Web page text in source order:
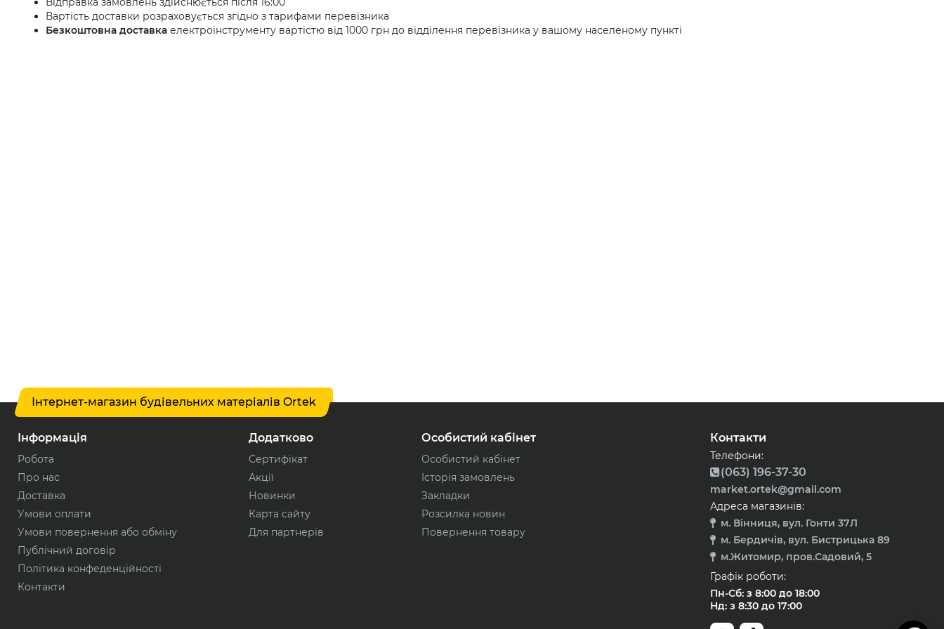
Вартість доставки розраховується згідно з тарифами перевізника
Безкоштовна доставка електроінструменту вартістю від 1000 грн до відділення перевізника у вашому населеному пункті
Інтернет-магазин будівельних матеріалів Ortek
Інформація
Робота
Про нас
Доставка
Умови оплати
Умови повернення або обміну
Публічний договір
Політика конфеденційності
Контакти
Додатково
Сертифікат
Акції
Новинки
Карта сайту
Для партнерів
Особистий кабінет
Особистий кабінет
Історія замовлень
Закладки
Розсилка новин
Повернення товару
Контакти
Телефони:
(063) 196-37-30
market.ortek@gmail.com
Адреса магазинів:
м. Вінниця, вул. Гонти 37Л
м. Бердичів, вул. Бистрицька 89
м.Житомир, пров.Садовий, 5
Графік роботи:
Пн-Сб: з 8:00 до 18:00
Нд: з 8:30 до 17:00